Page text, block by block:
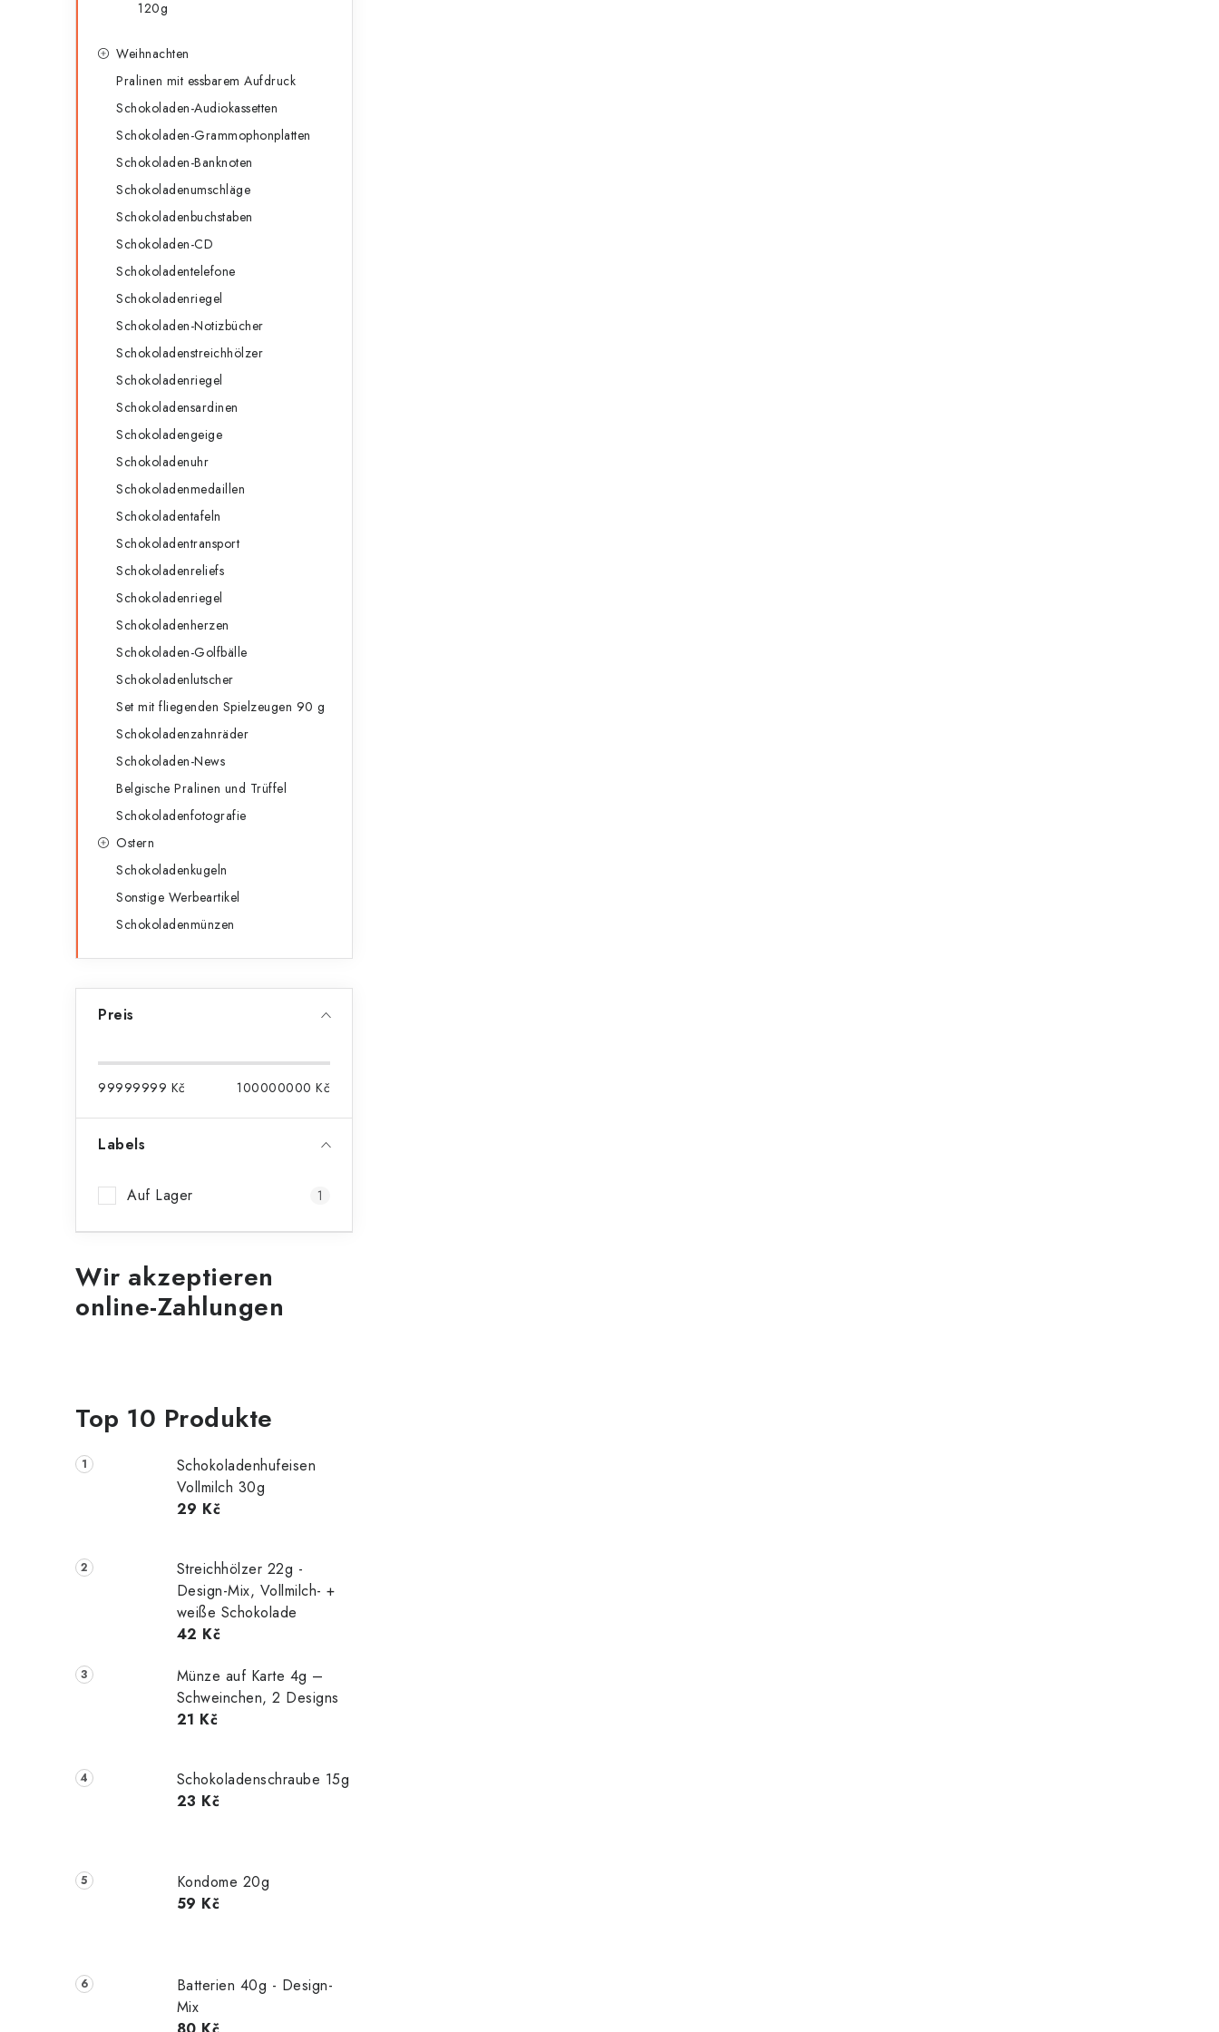
120g
Weihnachten
Pralinen mit essbarem Aufdruck
Schokoladen-Audiokassetten
Schokoladen-Grammophonplatten
Schokoladen-Banknoten
Schokoladenumschläge
Schokoladenbuchstaben
Schokoladen-CD
Schokoladentelefone
Schokoladenriegel
Schokoladen-Notizbücher
Schokoladenstreichhölzer
Schokoladenriegel
Schokoladensardinen
Schokoladengeige
Schokoladenuhr
Schokoladenmedaillen
Schokoladentafeln
Schokoladentransport
Schokoladenreliefs
Schokoladenriegel
Schokoladenherzen
Schokoladen-Golfbälle
Schokoladenlutscher
Set mit fliegenden Spielzeugen 90 g
Schokoladenzahnräder
Schokoladen-News
Belgische Pralinen und Trüffel
Schokoladenfotografie
Ostern
Schokoladenkugeln
Sonstige Werbeartikel
Schokoladenmünzen
Preis
99999999 Kč 100000000 Kč
Labels
Auf Lager 1
Wir akzeptieren
online-Zahlungen
Top 10 Produkte
Schokoladenhufeisen
Vollmilch 30g
29 Kč
Streichhölzer 22g -
Design-Mix, Vollmilch- +
weiße Schokolade
42 Kč
Münze auf Karte 4g –
Schweinchen, 2 Designs
21 Kč
Schokoladenschraube 15g
23 Kč
Kondome 20g
59 Kč
Batterien 40g - Design-
Mix